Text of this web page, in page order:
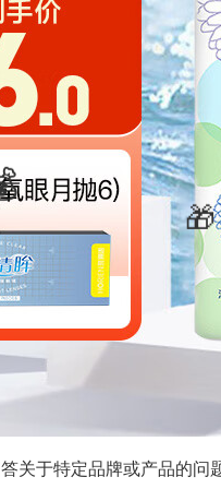
关于特定品牌或产品的问